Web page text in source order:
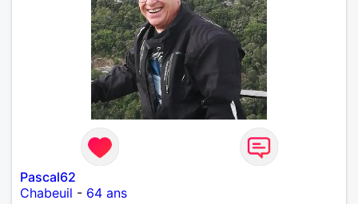
Pascal62
Chabeuil - 64 ans